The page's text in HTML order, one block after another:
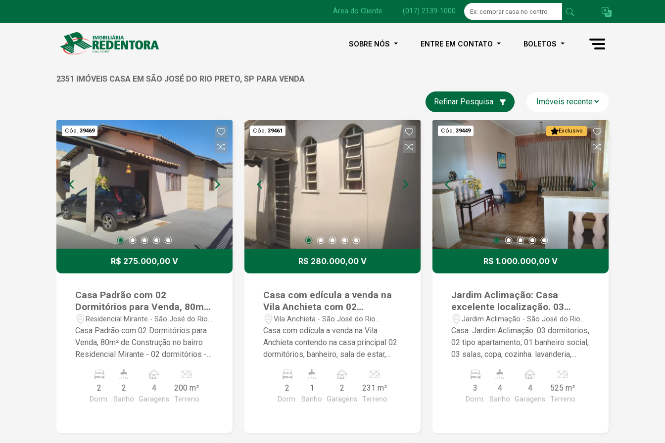
Área do Cliente (017) 2139-1000
SOBRE NÓS ENTRE EM CONTATO BOLETOS
2351 IMÓVEIS CASA EM SÃO JOSÉ DO RIO PRETO, SP PARA VENDA
Refinar Pesquisa
Cód. 39469
R$ 275.000,00 V
Casa Padrão com 02
Dormitórios para Venda, 80m²
de Construção no bairro
Residencial Mirante
Residencial Mirante - São José do Rio
Preto/SP
Casa Padrão com 02 Dormitórios para
Venda, 80m² de Construção no bairro
Residencial Mirante - 02 dormitórios -
banheiros - Área de serviço - Quintal
amplo - 04 vagas de garagens
Diferenciais: - Imóvel em perfeito
2
Dorm.
2
Banho
4
Garagens
200 m²
Terreno
Cód. 39461
R$ 280.000,00 V
Casa com edícula a venda na
Vila Anchieta com 02
dormitórios, sala, cozinha e
quintal amplo
Vila Anchieta - São José do Rio
Preto/SP
Casa com edícula a venda na Vila
Anchieta contendo na casa principal 02
dormitórios, banheiro, sala de estar,
serviço e quintal amplo e na edícula
possui 01 dormitório, sala, banheiro e
cozinha; entrada da casa principal e
2
Dorm.
1
Banho
2
Garagens
231 m²
Terreno
Exclusivo
Cód. 39449
R$ 1.000.000,00 V
Jardim Aclimação: Casa
excelente localização. 03
dormitorios, 04 banheiros, 04
vagas de garagem com edicula
e área com churrasqueira.
Jardim Aclimação - São José do Rio
Preto/SP
Casa: Jardim Aclimação: 03 dormitorios,
02 tipo apartamento, 01 banheiro social,
03 salas, copa, cozinha. lavanderia,
quiosque com churrasqueira, aceita
apartamento ou casa Bairro Boa Vista
menor valor.
3
Dorm.
4
Banho
4
Garagens
525 m²
Terreno